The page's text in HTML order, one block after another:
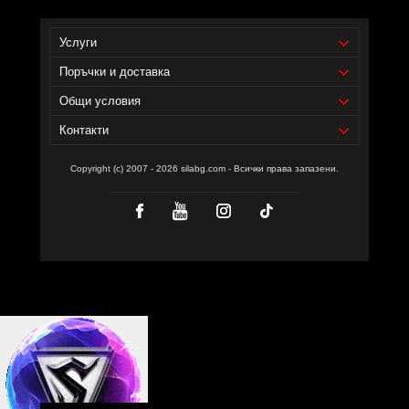
Услуги
Поръчки и доставка
Общи условия
Контакти
Copyright (c) 2007 - 2026 silabg.com - Всички права запазени.